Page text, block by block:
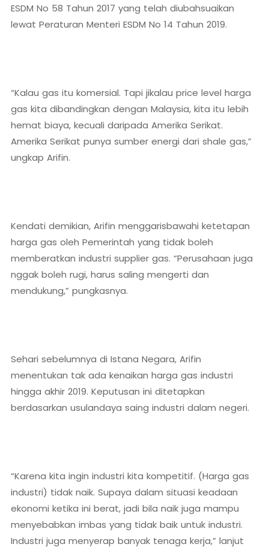
ESDM No 58 Tahun 2017 yang telah diubahsuaikan
lewat Peraturan Menteri ESDM No 14 Tahun 2019.
“Kalau gas itu komersial. Tapi jikalau price level harga
gas kita dibandingkan dengan Malaysia, kita itu lebih
hemat biaya, kecuali daripada Amerika Serikat.
Amerika Serikat punya sumber energi dari shale gas,”
ungkap Arifin.
Kendati demikian, Arifin menggarisbawahi ketetapan
harga gas oleh Pemerintah yang tidak boleh
memberatkan industri supplier gas. “Perusahaan juga
nggak boleh rugi, harus saling mengerti dan
mendukung,” pungkasnya.
Sehari sebelumnya di Istana Negara, Arifin
menentukan tak ada kenaikan harga gas industri
hingga akhir 2019. Keputusan ini ditetapkan
berdasarkan usulandaya saing industri dalam negeri.
“Karena kita ingin industri kita kompetitif. (Harga gas
industri) tidak naik. Supaya dalam situasi keadaan
ekonomi ketika ini berat, jadi bila naik juga mampu
menyebabkan imbas yang tidak baik untuk industri.
Industri juga menyerap banyak tenaga kerja,” lanjut